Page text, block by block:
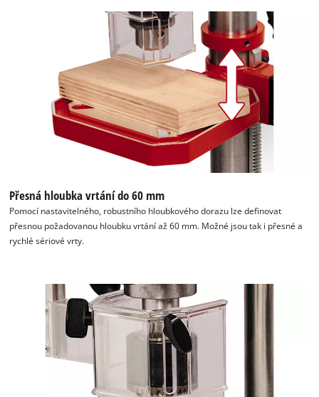
K načtení služby Google Maps
potřebujeme váš souhlas!
This content is not permitted to load due
Přesná hloubka vrtání do 60 mm
Pomocí nastavitelného, robustního hloubkového dorazu lze definovat
přesnou požadovanou hloubku vrtání až 60 mm. Možné jsou tak i přesné a
rychlé sériové vrty.